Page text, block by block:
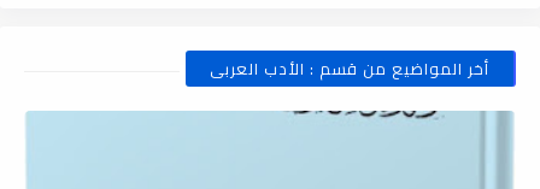
أخر المواضيع من قسم : الأدب العربى